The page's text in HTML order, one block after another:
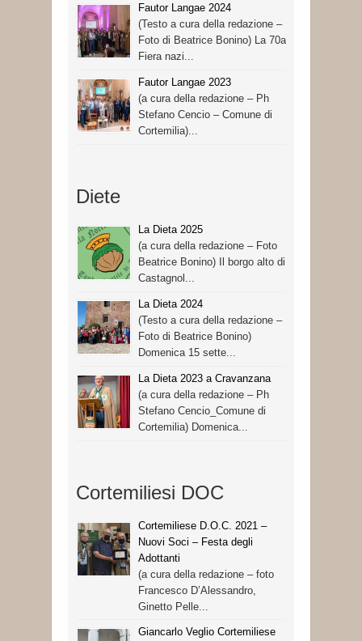
Fautor Langae 2024
(Testo a cura della redazione –
Foto di Beatrice Bonino) La 70a
Fiera nazi...
Fautor Langae 2023
(a cura della redazione – Ph
Stefano Cencio – Comune di
Cortemilia)...
Diete
La Dieta 2025
(a cura della redazione – Foto
Beatrice Bonino) Il borgo alto di
Castagnol...
La Dieta 2024
(Testo a cura della redazione –
Foto di Beatrice Bonino)
Domenica 15 sette...
La Dieta 2023 a Cravanzana
(a cura della redazione – Ph
Stefano Cencio_Comune di
Cortemilia) Domenica...
Cortemiliesi DOC
Cortemiliese D.O.C. 2021 –
Nuovi Soci – Festa degli
Adottanti
(a cura della redazione – foto
Francesco D’Alessandro,
Ginetto Pelle...
Giancarlo Veglio Cortemiliese